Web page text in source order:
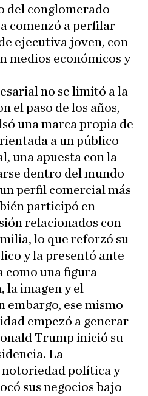
del conglomerado
comenzó a perfilar
ejecutiva joven, con
medios económicos y
no se limitó a la
el paso de los años,
una marca propia de
a un público
una apuesta con la
dentro del mundo
perfil comercial más
participó en
relacionados con
lo que reforzó su
y la presentó ante
como una figura
la imagen y el
embargo, ese mismo
empezó a generar
Trump inició su
La
política y
sus negocios bajo